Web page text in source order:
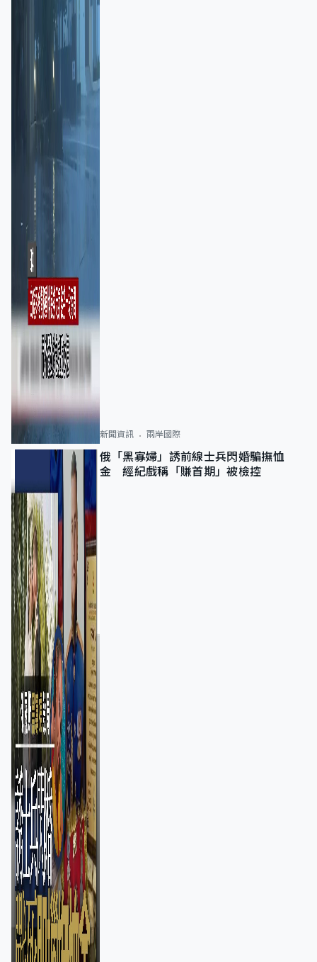
新聞資訊 兩岸國際
俄「黑寡婦」誘前線士兵閃婚騙撫恤
金 經紀戲稱「賺首期」被檢控